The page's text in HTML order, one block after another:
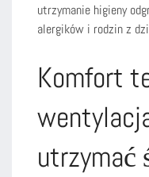
utrzymanie higieny
alergików i rodzin z
Komfort
utrzymać